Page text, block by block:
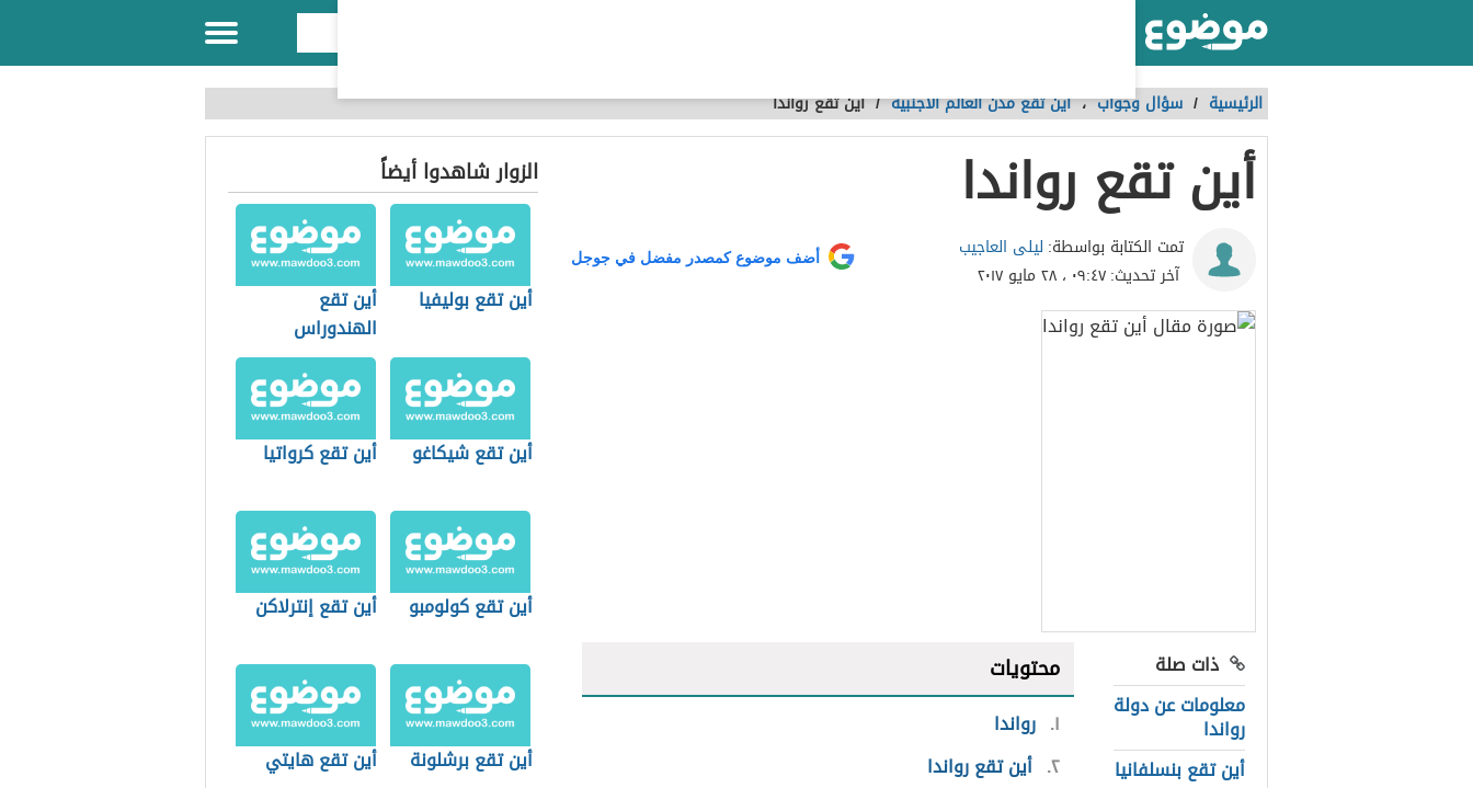
الرئيسية / سؤال وجواب،أين تقع مدن العالم الأجنبية /أين تقع رواندا
أين تقع رواندا
تمت الكتابة بواسطة: ليلى العاجيب
آخر تحديث:٠٩:٤٧ ، ٢٨ مايو ٢٠١٧
أضف موضوع كمصدر مفضل في جوجل
ذات صلة
معلومات عن دولة
رواندا
أين تقع بنسلفانيا
محتويات
١ رواندا
٢ أين تقع رواندا
الزوار شاهدوا أيضاً
أين تقع بوليفيا
أين تقع
الهندوراس
أين تقع شيكاغو أين تقع كرواتيا
أين تقع كولومبو أين تقع إنترلاكن
أين تقع برشلونة أين تقع هايتي